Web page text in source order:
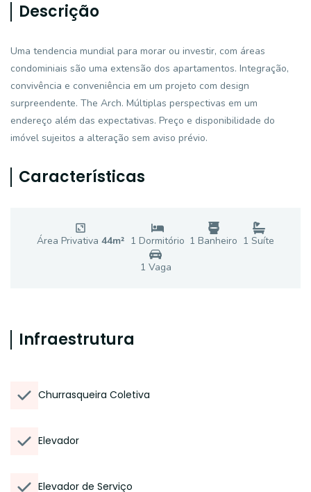
Descrição
Uma tendencia mundial para morar ou investir, com áreas
condominiais são uma extensão dos apartamentos. Integração,
convivência e conveniência em um projeto com design
surpreendente. The Arch. Múltiplas perspectivas em um
endereço além das expectativas. Preço e disponibilidade do
imóvel sujeitos a alteração sem aviso prévio.
Características
Área Privativa 44m² 1 Dormitório 1 Banheiro 1 Suíte
1 Vaga
Infraestrutura
Churrasqueira Coletiva
Elevador
Elevador de Serviço